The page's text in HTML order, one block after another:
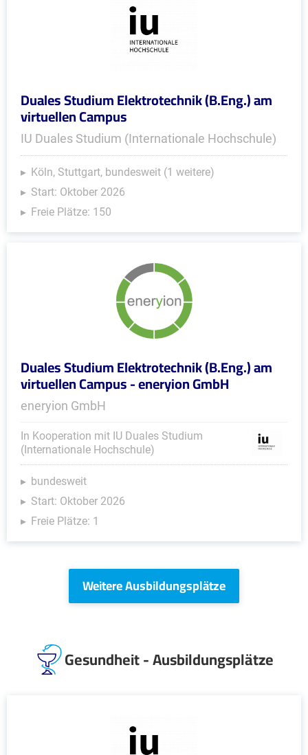
Duales Studium Elektrotechnik (B.Eng.) am
virtuellen Campus
IU Duales Studium (Internationale Hochschule)
Köln, Stuttgart, bundesweit (1 weitere)
Start: Oktober 2026
Freie Plätze: 150
Duales Studium Elektrotechnik (B.Eng.) am
virtuellen Campus - eneryion GmbH
eneryion GmbH
In Kooperation mit IU Duales Studium
(Internationale Hochschule)
bundesweit
Start: Oktober 2026
Freie Plätze: 1
Weitere Ausbildungsplätze
Gesundheit - Ausbildungsplätze